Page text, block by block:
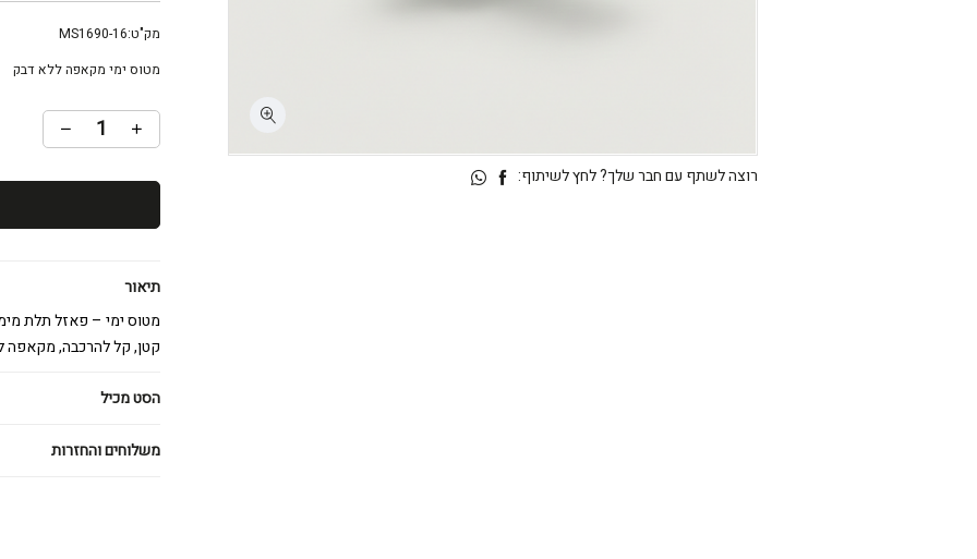
מק"ט:MS1690-16
מטוס ימי מקאפה ללא דבק
תיאור
מטוס ימי – פאזל תלת
קטן, קל להרכבה, מקאפה
הסט מכיל
משלוחים והחזרות
רוצה לשתף עם חבר שלך? לחץ לשיתוף: